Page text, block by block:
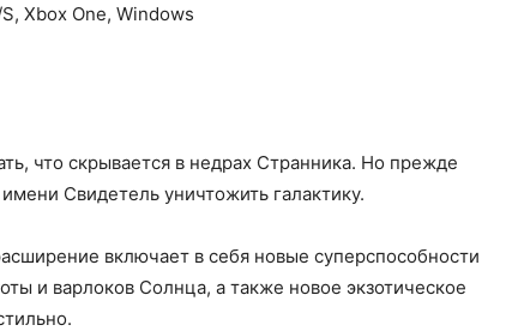
Xbox One, Windows
что скрывается в недрах Странника. Но прежде
Свидетель уничтожить галактику.
включает в себя новые суперспособности
и варлоков Солнца, а также новое экзотическое